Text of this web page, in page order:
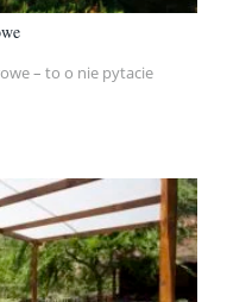
– to o nie pytacie